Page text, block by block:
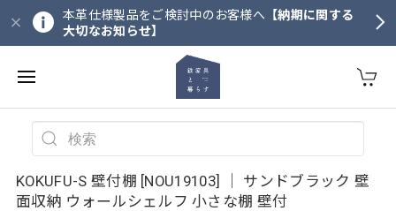
本革仕様製品をご検討中のお客様へ 【納期に関する
大切なお知らせ】
KOKUFU-S 壁付棚 [NOU19103] ｜ サンドブラック 壁
面収納 ウォールシェルフ 小さな棚 壁付